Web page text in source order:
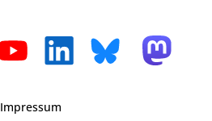
Impressum